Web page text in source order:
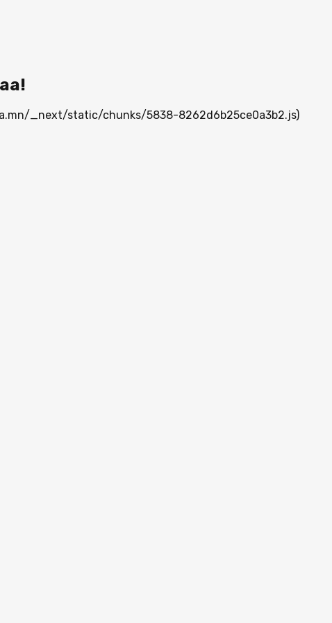
_next/static/chunks/5838-8262d6b25ce0a3b2.js)